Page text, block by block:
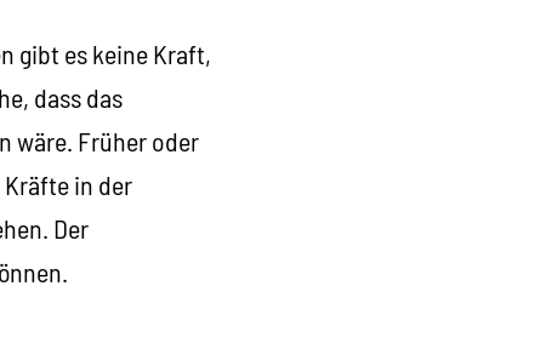
gibt es keine Kraft,
dass das
wäre. Früher oder
in der
Der